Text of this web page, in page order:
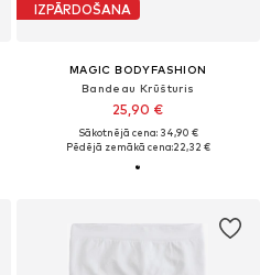
IZPĀRDOŠANA
MAGIC BODYFASHION
Bandeau Krūšturis
25,90 €
Sākotnējā cena: 34,90 €
Pēdējā zemākā cena:22,32 €